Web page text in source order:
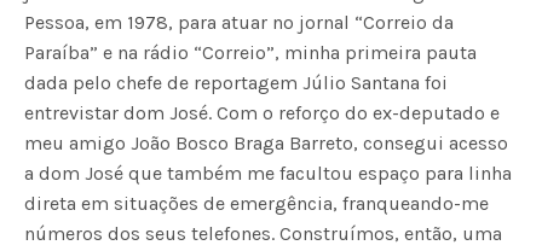
Pessoa, em 1978, para atuar no jornal “Correio da
Paraíba” e na rádio “Correio”, minha primeira pauta
dada pelo chefe de reportagem Júlio Santana foi
entrevistar dom José. Com o reforço do ex-deputado e
meu amigo João Bosco Braga Barreto, consegui acesso
a dom José que também me facultou espaço para linha
direta em situações de emergência, franqueando-me
números dos seus telefones. Construímos, então, uma